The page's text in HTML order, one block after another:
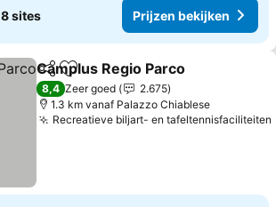
8 sites Prijzen bekijken
DelenToevoegen aan favorieten
Camplus Regio Parco
8,4 Zeer goed
2.675
1.3 km vanaf Palazzo Chiablese
Recreatieve biljart- en tafeltennisfaciliteiten